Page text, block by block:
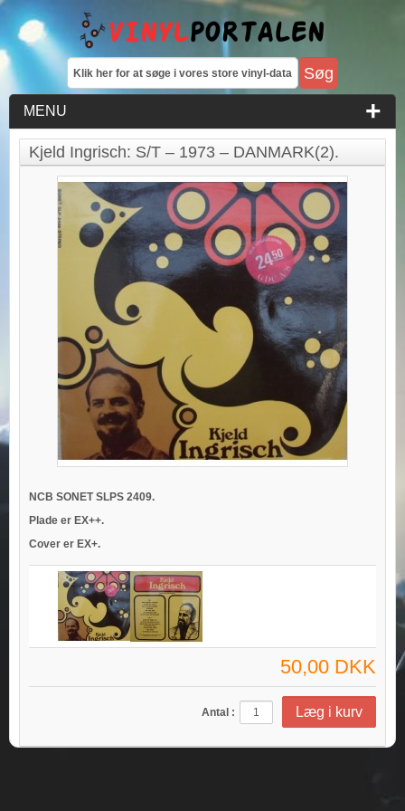
MENU
Kjeld Ingrisch: S/T – 1973 – DANMARK(2).
NCB SONET SLPS 2409.
Plade er EX++.
Cover er EX+.
50,00 DKK
Antal :